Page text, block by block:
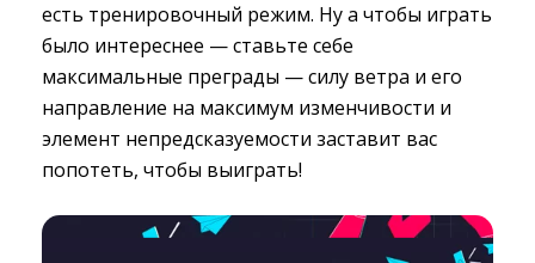
есть тренировочный режим. Ну а чтобы играть
было интереснее — ставьте себе
максимальные преграды — силу ветра и его
направление на максимум изменчивости и
элемент непредсказуемости заставит вас
попотеть, чтобы выиграть!